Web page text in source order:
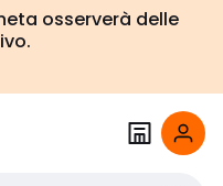
osserverà delle